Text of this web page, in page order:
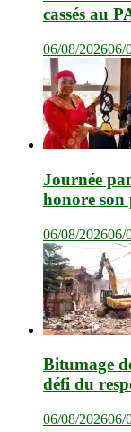
cassés au
06/08/202606/
Journée
honore son
06/08/202606/
Bitumage
défi du
06/08/202606/